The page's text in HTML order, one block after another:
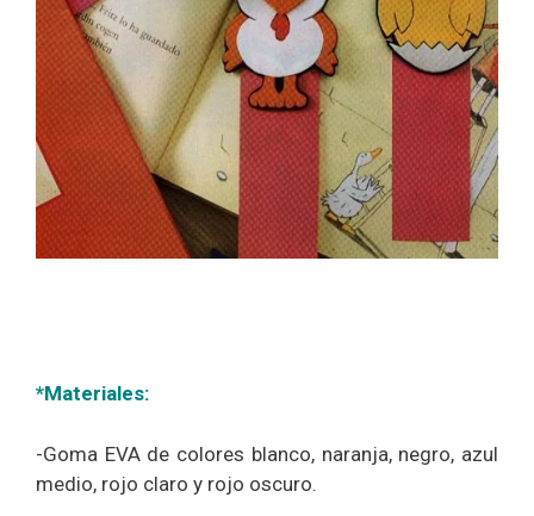
*Materiales:
-Goma EVA de colores blanco, naranja, negro, azul
medio, rojo claro y rojo oscuro.